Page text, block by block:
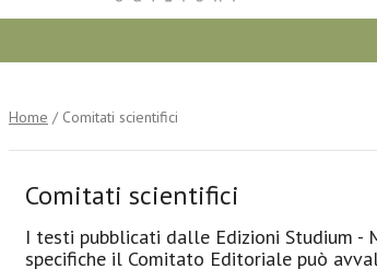
Home / Comitati scientifici
Comitati scientifici
I testi pubblicati dalle Edizioni Studium -
specifiche il Comitato Editoriale può